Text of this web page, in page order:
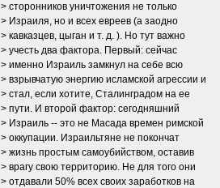
> сторонников уничтожения не только
> Израиля, но и всех евреев (а заодно
> кавказцев, цыган и т. д. ). Но тут важно
> учесть два фактора. Первый: сейчас
> именно Израиль замкнул на себе всю
> взрывчатую энергию исламской агрессии и
> стал, если хотите, Сталинградом на ее
> пути. И второй фактор: сегодняшний
> Израиль -- это не Масада времен римской
> оккупации. Израильтяне не покончат
> жизнь простым самоубийством, оставив
> врагу свою территорию. Не для того они
> отдавали 50% всех своих заработков на